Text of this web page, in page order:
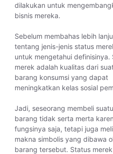
dilakukan untuk
bisnis mereka.
Sebelum membahas lebih
tentang jenis-jenis status
untuk mengetahui definisinya.
merek adalah kualitas dari
barang konsumsi yang dapat
meningkatkan kelas sosial
Jadi, seseorang membeli suatu
barang tidak serta merta
fungsinya saja, tetapi juga
makna simbolis yang dibawa
barang tersebut. Status